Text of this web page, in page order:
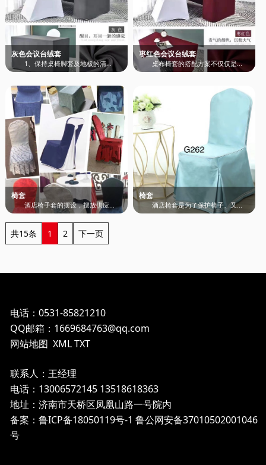
灰色会议台绒套
1、保持桌椅脚套及地板的清...
枣红色会议台绒套
桌布椅套的搭配方案不仅仅是...
椅套
酒店椅子套的摆设，摆放供应...
椅套
酒店椅套是为了保护椅子、又...
共15条 1 2 下一页
电话：0531-85821210
QQ邮箱：1669684763@qq.com
网站地图 XMLTXT
联系人：王经理
电话：13006572145 13518618363
地址：济南市天桥区凤凰山路一号院内
备案：鲁ICP备18050119号-1鲁公网安备37010502001046
号